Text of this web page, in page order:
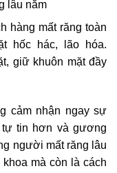
lâu năm
hàng mất răng toàn
hốc hác, lão hóa.
giữ khuôn mặt đầy
cảm nhận ngay sự
tin hơn và gương
người mất răng lâu
mà còn là cách